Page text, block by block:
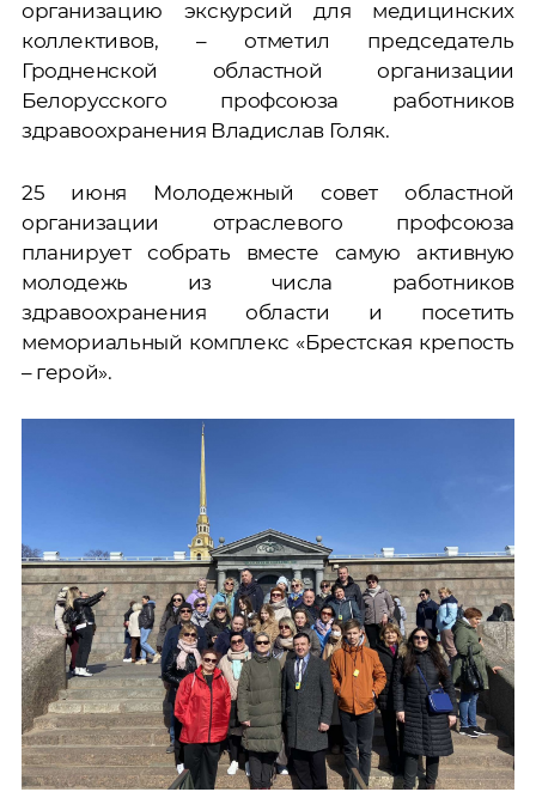
организацию экскурсий для медицинских
коллективов, – отметил председатель
Гродненской областной организации
Белорусского профсоюза работников
здравоохранения Владислав Голяк.
25 июня Молодежный совет областной
организации отраслевого профсоюза
планирует собрать вместе самую активную
молодежь из числа работников
здравоохранения области и посетить
мемориальный комплекс «Брестская крепость
– герой».